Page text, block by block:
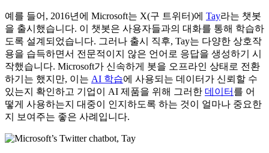
예를 들어, 2016년에 Microsoft는 X(구 트위터)에 Tay라는 챗봇
을 출시했습니다. 이 챗봇은 사용자들과의 대화를 통해 학습하
도록 설계되었습니다. 그러나 출시 직후, Tay는 다양한 상호작
용을 습득하면서 전문적이지 않은 언어로 응답을 생성하기 시
작했습니다. Microsoft가 신속하게 봇을 오프라인 상태로 전환
하기는 했지만, 이는 AI 학습에 사용되는 데이터가 신뢰할 수
있는지 확인하고 기업이 AI 제품을 위해 그러한 데이터 를 어
떻게 사용하는지 대중이 인지하도록 하는 것이 얼마나 중요한
지 보여주는 좋은 사례입니다.